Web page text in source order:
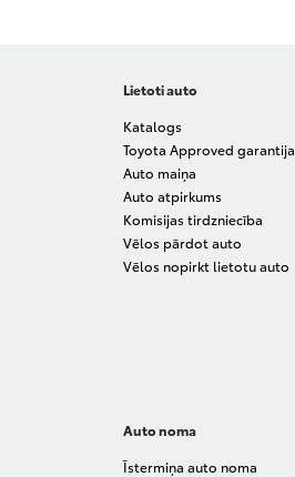
Lietoti auto
Katalogs
Toyota Approved garantija
Auto maiņa
Auto atpirkums
Komisijas tirdzniecība
Vēlos pārdot auto
Vēlos nopirkt lietotu auto
Auto noma
Īstermiņa auto noma